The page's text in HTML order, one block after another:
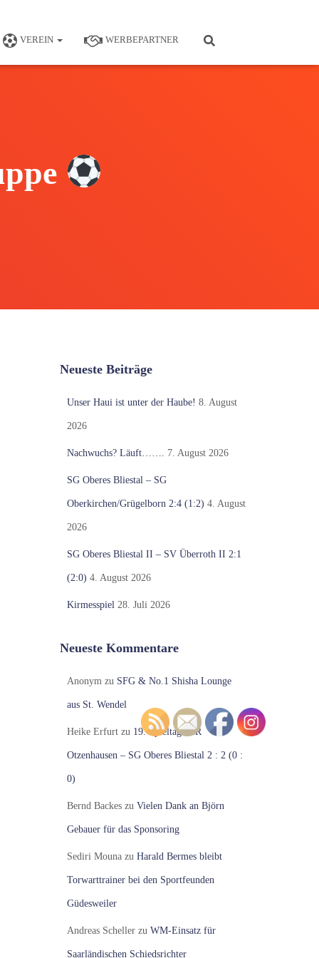
VEREIN WERBEPARTNER
Neueste Beiträge
Unser Haui ist unter der Haube! 8. August
2026
Nachwuchs? Läuft……. 7. August 2026
SG Oberes Bliestal – SG
Oberkirchen/Grügelborn 2:4 (1:2) 4. August
2026
SG Oberes Bliestal II – SV Überroth II 2:1
(2:0) 4. August 2026
Kirmesspiel 28. Juli 2026
Neueste Kommentare
Anonymzu SFG & No.1 Shisha Lounge
aus St. Wendel
Heike Erfurtzu 19. Spieltag VfR
Otzenhausen – SG Oberes Bliestal 2 : 2 (0 :
0)
Bernd Backeszu Vielen Dank an Björn
Gebauer für das Sponsoring
Sediri Mounazu Harald Bermes bleibt
Torwarttrainer bei den Sportfeunden
Güdesweiler
Andreas Schellerzu WM-Einsatz für
Saarländischen Schiedsrichter